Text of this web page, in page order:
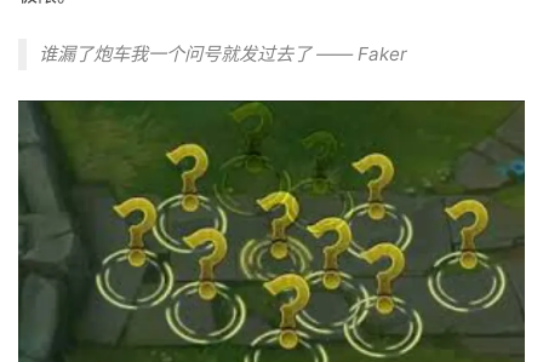
谁漏了炮车我一个问号就发过去了 —— Faker